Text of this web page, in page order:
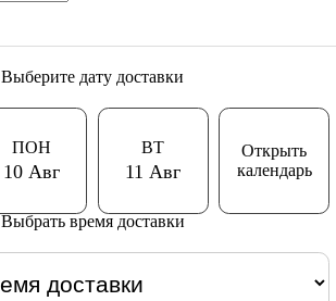
Выберите дату доставки
ПОН
10 Авг
ВТ
11 Авг
Открыть
календарь
Выбрать время доставки